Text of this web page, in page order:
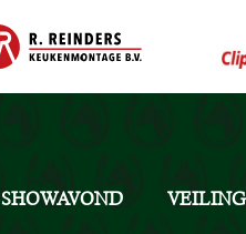
SHOWAVOND VEILING